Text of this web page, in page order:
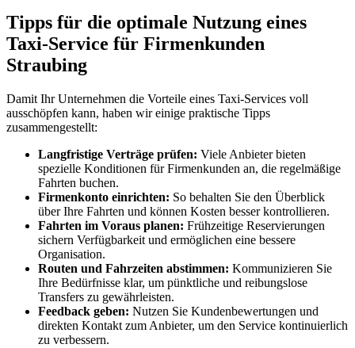
Tipps für die optimale Nutzung eines
Taxi-Service für Firmenkunden
Straubing
Damit Ihr Unternehmen die Vorteile eines Taxi-Services voll
ausschöpfen kann, haben wir einige praktische Tipps
zusammengestellt:
Langfristige Verträge prüfen: Viele Anbieter bieten
spezielle Konditionen für Firmenkunden an, die regelmäßige
Fahrten buchen.
Firmenkonto einrichten: So behalten Sie den Überblick
über Ihre Fahrten und können Kosten besser kontrollieren.
Fahrten im Voraus planen: Frühzeitige Reservierungen
sichern Verfügbarkeit und ermöglichen eine bessere
Organisation.
Routen und Fahrzeiten abstimmen: Kommunizieren Sie
Ihre Bedürfnisse klar, um pünktliche und reibungslose
Transfers zu gewährleisten.
Feedback geben: Nutzen Sie Kundenbewertungen und
direkten Kontakt zum Anbieter, um den Service kontinuierlich
zu verbessern.